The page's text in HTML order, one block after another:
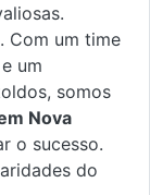
Com um time
um
somos
Nova
o sucesso.
do